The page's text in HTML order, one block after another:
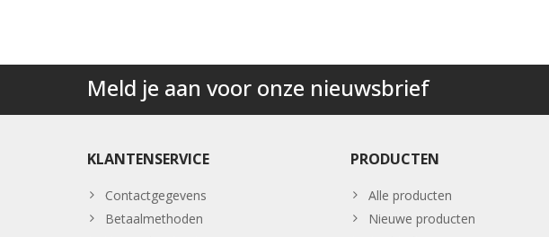
Meld je aan voor onze nieuwsbrief
KLANTENSERVICE
Contactgegevens
Betaalmethoden
PRODUCTEN
Alle producten
Nieuwe producten